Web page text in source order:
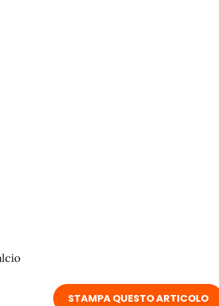
STAMPA QUESTO ARTICOLO